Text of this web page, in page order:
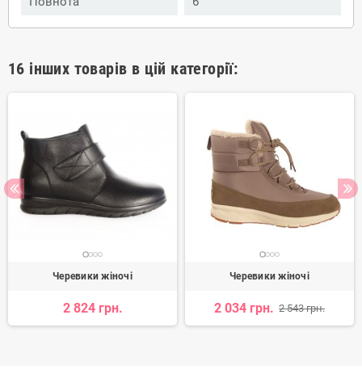
16 інших товарів в цій категорії:
Черевики жіночі
2 824 грн.
Черевики жіночі
2 034 грн. 2 543 грн.